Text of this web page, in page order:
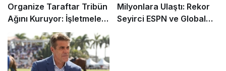
Organize Taraftar Tribün
Ağını Kuruyor: İşletmeler
İçin Başvurular Açıldı
Milyonlara Ulaştı: Rekor
Seyirci ESPN ve Global